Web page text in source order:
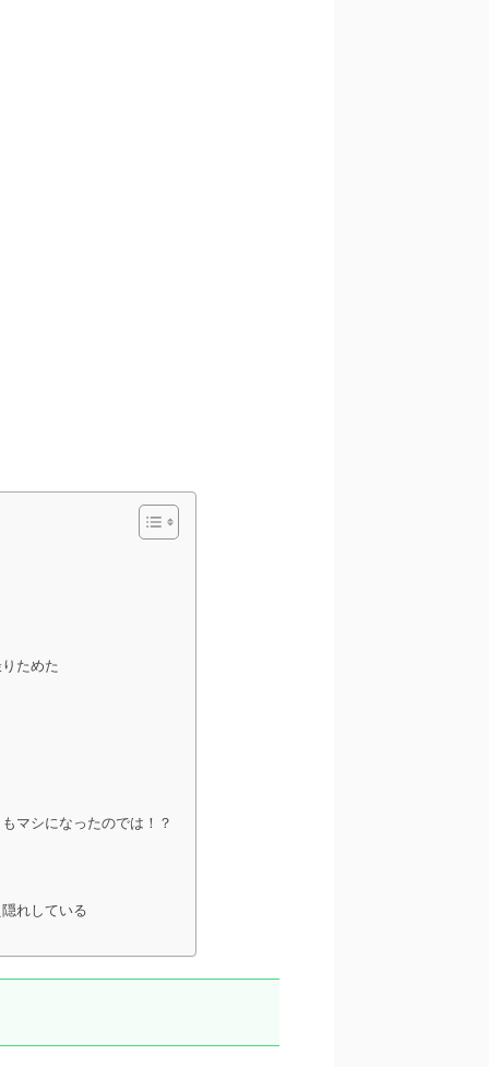
ためた
マシになったのでは！？
れしている